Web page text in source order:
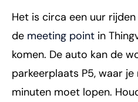
Het is circa een uur
de meeting point in
komen. De auto kan de
parkeerplaats P5, waar
minuten moet lopen.